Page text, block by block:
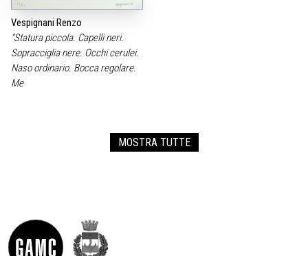
Vespignani Renzo
"Statura piccola. Capelli neri.
Sopracciglia nere. Occhi cerulei.
Naso ordinario. Bocca regolare.
Me
MOSTRA TUTTE